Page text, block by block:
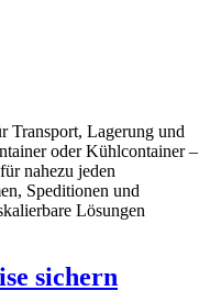
Transport, Lagerung und
oder Kühlcontainer –
nahezu jeden
Speditionen und
Lösungen
sichern